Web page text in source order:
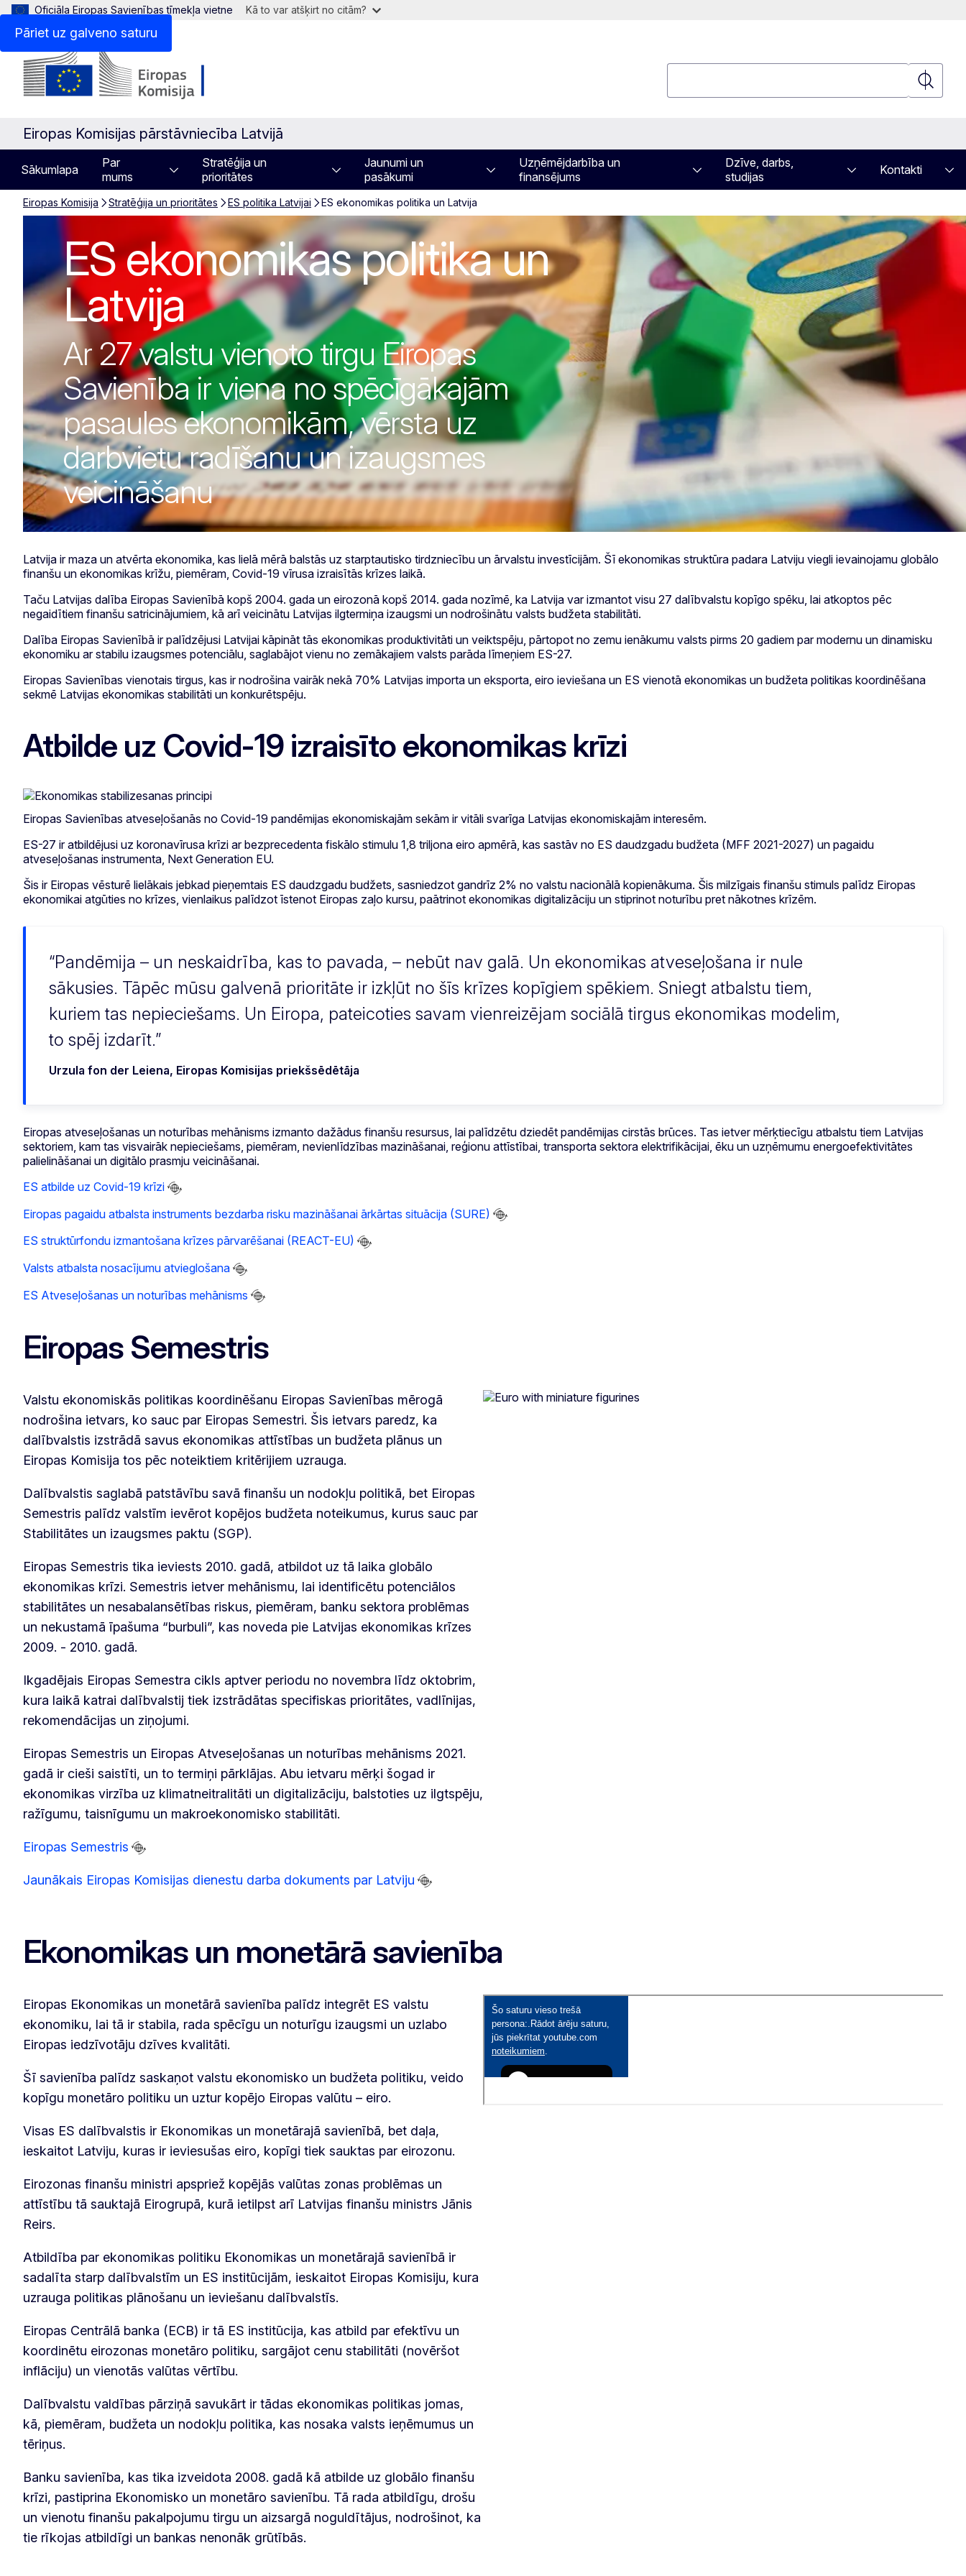
Pāriet uz galveno saturu
Oficiāla Eiropas Savienības tīmekļa vietne Kā to var atšķirt no citām?
Meklēt
Eiropas Komisijas pārstāvniecība Latvijā
Sākumlapa
Par
mums
Stratēģija un
prioritātes
Jaunumi un
pasākumi
Uzņēmējdarbība un
finansējums
Dzīve, darbs,
studijas
Kontakti
Eiropas Komisija Stratēģija un prioritātes ES politika Latvijai ES ekonomikas politika un Latvija
ES ekonomikas politika un Latvija
ES ekonomikas politika un
Latvija
Ar 27 valstu vienoto tirgu Eiropas
Savienība ir viena no spēcīgākajām
pasaules ekonomikām, vērsta uz
darbvietu radīšanu un izaugsmes
veicināšanu
Latvija ir maza un atvērta ekonomika, kas lielā mērā balstās uz starptautisko tirdzniecību un ārvalstu investīcijām. Šī ekonomikas struktūra padara Latviju viegli ievainojamu globālo
finanšu un ekonomikas krīžu, piemēram, Covid-19 vīrusa izraisītās krīzes laikā.
Taču Latvijas dalība Eiropas Savienībā kopš 2004. gada un eirozonā kopš 2014. gada nozīmē, ka Latvija var izmantot visu 27 dalībvalstu kopīgo spēku, lai atkoptos pēc
negaidītiem finanšu satricinājumiem, kā arī veicinātu Latvijas ilgtermiņa izaugsmi un nodrošinātu valsts budžeta stabilitāti.
Dalība Eiropas Savienībā ir palīdzējusi Latvijai kāpināt tās ekonomikas produktivitāti un veiktspēju, pārtopot no zemu ienākumu valsts pirms 20 gadiem par modernu un dinamisku
ekonomiku ar stabilu izaugsmes potenciālu, saglabājot vienu no zemākajiem valsts parāda līmeņiem ES-27.
Eiropas Savienības vienotais tirgus, kas ir nodrošina vairāk nekā 70% Latvijas importa un eksporta, eiro ieviešana un ES vienotā ekonomikas un budžeta politikas koordinēšana
sekmē Latvijas ekonomikas stabilitāti un konkurētspēju.
Atbilde uz Covid-19 izraisīto ekonomikas krīzi
Eiropas Savienības atveseļošanās no Covid-19 pandēmijas ekonomiskajām sekām ir vitāli svarīga Latvijas ekonomiskajām interesēm.
ES-27 ir atbildējusi uz koronavīrusa krīzi ar bezprecedenta fiskālo stimulu 1,8 triljona eiro apmērā, kas sastāv no ES daudzgadu budžeta (MFF 2021-2027) un pagaidu
atveseļošanas instrumenta, Next Generation EU.
Šis ir Eiropas vēsturē lielākais jebkad pieņemtais ES daudzgadu budžets, sasniedzot gandrīz 2% no valstu nacionālā kopienākuma. Šis milzīgais finanšu stimuls palīdz Eiropas
ekonomikai atgūties no krīzes, vienlaikus palīdzot īstenot Eiropas zaļo kursu, paātrinot ekonomikas digitalizāciju un stiprinot noturību pret nākotnes krīzēm.
Pandēmija – un neskaidrība, kas to pavada, – nebūt nav galā. Un ekonomikas atveseļošana ir nule
sākusies. Tāpēc mūsu galvenā prioritāte ir izkļūt no šīs krīzes kopīgiem spēkiem. Sniegt atbalstu tiem,
kuriem tas nepieciešams. Un Eiropa, pateicoties savam vienreizējam sociālā tirgus ekonomikas modelim,
to spēj izdarīt.
Urzula fon der Leiena, Eiropas Komisijas priekšsēdētāja
Eiropas atveseļošanas un noturības mehānisms izmanto dažādus finanšu resursus, lai palīdzētu dziedēt pandēmijas cirstās brūces. Tas ietver mērķtiecīgu atbalstu tiem Latvijas
sektoriem, kam tas visvairāk nepieciešams, piemēram, nevienlīdzības mazināšanai, reģionu attīstībai, transporta sektora elektrifikācijai, ēku un uzņēmumu energoefektivitātes
palielināšanai un digitālo prasmju veicināšanai.
ES atbilde uz Covid-19 krīzi
Eiropas pagaidu atbalsta instruments bezdarba risku mazināšanai ārkārtas situācija (SURE)
ES struktūrfondu izmantošana krīzes pārvarēšanai (REACT-EU)
Valsts atbalsta nosacījumu atvieglošana
ES Atveseļošanas un noturības mehānisms
Eiropas Semestris
Valstu ekonomiskās politikas koordinēšanu Eiropas Savienības mērogā
nodrošina ietvars, ko sauc par Eiropas Semestri. Šis ietvars paredz, ka
dalībvalstis izstrādā savus ekonomikas attīstības un budžeta plānus un
Eiropas Komisija tos pēc noteiktiem kritērijiem uzrauga.
Dalībvalstis saglabā patstāvību savā finanšu un nodokļu politikā, bet Eiropas
Semestris palīdz valstīm ievērot kopējos budžeta noteikumus, kurus sauc par
Stabilitātes un izaugsmes paktu (SGP).
Eiropas Semestris tika ieviests 2010. gadā, atbildot uz tā laika globālo
ekonomikas krīzi. Semestris ietver mehānismu, lai identificētu potenciālos
stabilitātes un nesabalansētības riskus, piemēram, banku sektora problēmas
un nekustamā īpašuma “burbuli”, kas noveda pie Latvijas ekonomikas krīzes
2009. - 2010. gadā.
Ikgadējais Eiropas Semestra cikls aptver periodu no novembra līdz oktobrim,
kura laikā katrai dalībvalstij tiek izstrādātas specifiskas prioritātes, vadlīnijas,
rekomendācijas un ziņojumi.
Eiropas Semestris un Eiropas Atveseļošanas un noturības mehānisms 2021.
gadā ir cieši saistīti, un to termiņi pārklājas. Abu ietvaru mērķi šogad ir
ekonomikas virzība uz klimatneitralitāti un digitalizāciju, balstoties uz ilgtspēju,
ražīgumu, taisnīgumu un makroekonomisko stabilitāti.
Eiropas Semestris
Jaunākais Eiropas Komisijas dienestu darba dokuments par Latviju
Ekonomikas un monetārā savienība
Eiropas Ekonomikas un monetārā savienība palīdz integrēt ES valstu
ekonomiku, lai tā ir stabila, rada spēcīgu un noturīgu izaugsmi un uzlabo
Eiropas iedzīvotāju dzīves kvalitāti.
Šī savienība palīdz saskaņot valstu ekonomisko un budžeta politiku, veido
kopīgu monetāro politiku un uztur kopējo Eiropas valūtu – eiro.
Visas ES dalībvalstis ir Ekonomikas un monetārajā savienībā, bet daļa,
ieskaitot Latviju, kuras ir ieviesušas eiro, kopīgi tiek sauktas par eirozonu.
Eirozonas finanšu ministri apspriež kopējās valūtas zonas problēmas un
attīstību tā sauktajā Eirogrupā, kurā ietilpst arī Latvijas finanšu ministrs Jānis
Reirs.
Atbildība par ekonomikas politiku Ekonomikas un monetārajā savienībā ir
sadalīta starp dalībvalstīm un ES institūcijām, ieskaitot Eiropas Komisiju, kura
uzrauga politikas plānošanu un ieviešanu dalībvalstīs.
Eiropas Centrālā banka (ECB) ir tā ES institūcija, kas atbild par efektīvu un
koordinētu eirozonas monetāro politiku, sargājot cenu stabilitāti (novēršot
inflāciju) un vienotās valūtas vērtību.
Dalībvalstu valdības pārziņā savukārt ir tādas ekonomikas politikas jomas,
kā, piemēram, budžeta un nodokļu politika, kas nosaka valsts ieņēmumus un
tēriņus.
Banku savienība, kas tika izveidota 2008. gadā kā atbilde uz globālo finanšu
krīzi, pastiprina Ekonomisko un monetāro savienību. Tā rada atbildīgu, drošu
un vienotu finanšu pakalpojumu tirgu un aizsargā noguldītājus, nodrošinot, ka
tie rīkojas atbildīgi un bankas nenonāk grūtībās.